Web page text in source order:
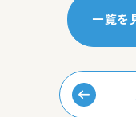
一覧を